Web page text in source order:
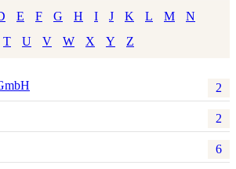
E F G H I J K L M
N
T U V W X Y Z
2
2
6